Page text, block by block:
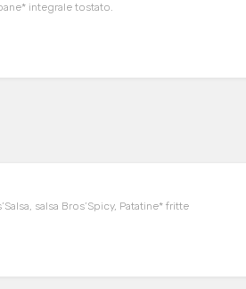
integrale tostato.
salsa Bros’Spicy, Patatine* fritte